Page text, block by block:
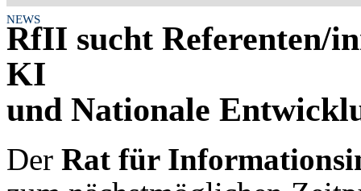
NEWS
RfII sucht Referenten/
KI
und Nationale
Der Rat für